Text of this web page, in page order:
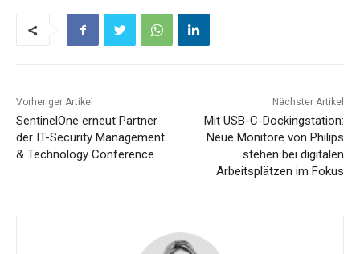
Vorheriger Artikel
SentinelOne erneut Partner
der IT-Security Management
& Technology Conference
Nächster Artikel
Mit USB-C-Dockingstation:
Neue Monitore von Philips
stehen bei digitalen
Arbeitsplätzen im Fokus